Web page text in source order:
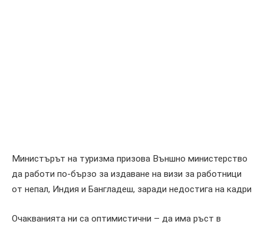
Министърът на туризма призова Външно министерство
да работи по-бързо за издаване на визи за работници
от непал, Индия и Бангладеш, заради недостига на кадри
Очакванията ни са оптимистични – да има ръст в